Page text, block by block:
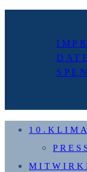
nächsten